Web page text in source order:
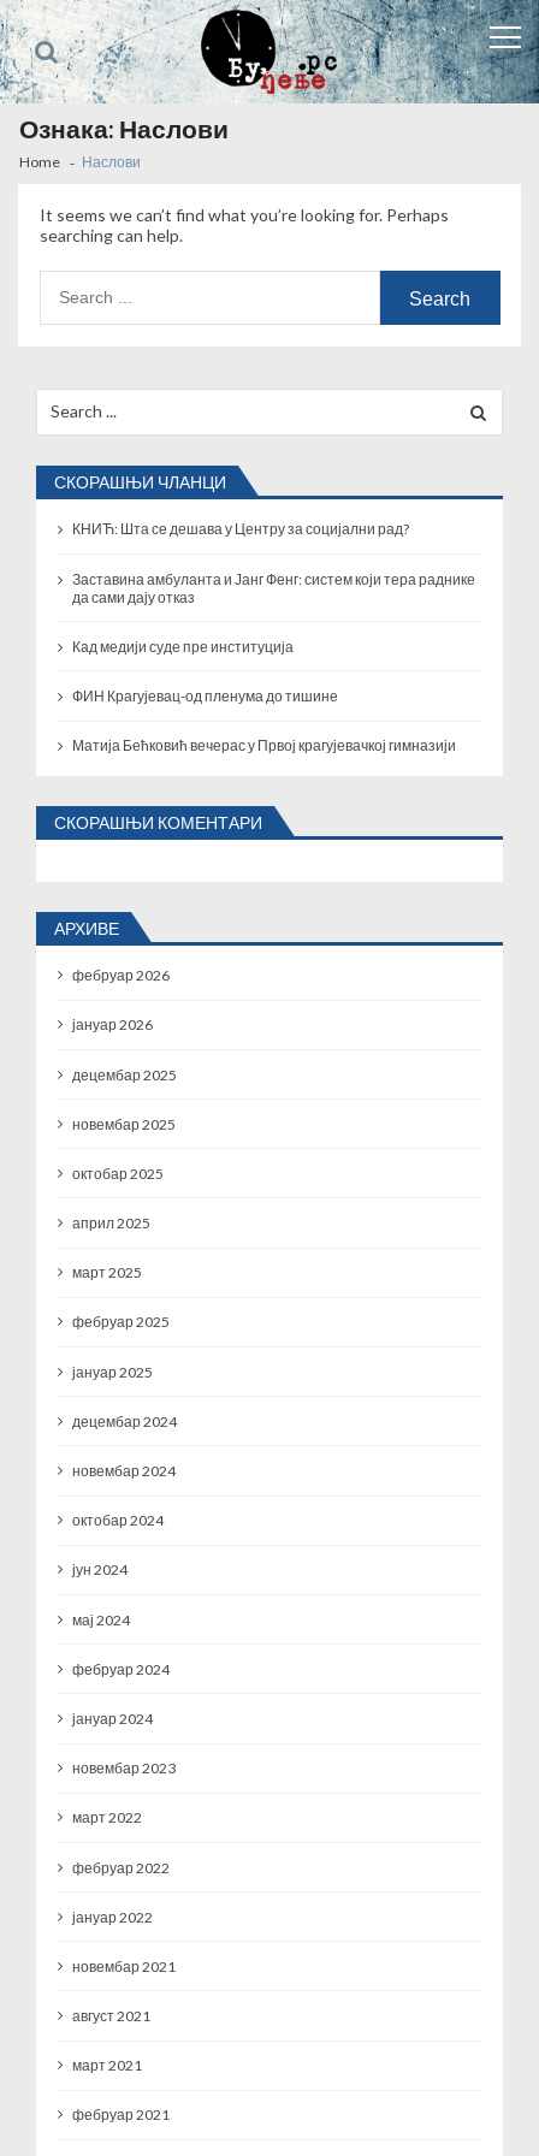
Skip
to
navigation
Skip
to
content
Ознака: Наслови
Home Наслови
It seems we can’t find what you’re looking for. Perhaps
searching can help.
for:
for:
СКОРАШЊИ ЧЛАНЦИ
КНИЋ: Шта се дешава у Центру за социјални рад?
Заставина амбуланта и Јанг Фенг: систем који тера раднике
да сами дају отказ
Кад медији суде пре институција
ФИН Крагујевац-од пленума до тишине
Матија Бећковић вечерас у Првој крагујевачкој гимназији
СКОРАШЊИ КОМЕНТАРИ
АРХИВЕ
фебруар 2026
јануар 2026
децембар 2025
новембар 2025
октобар 2025
април 2025
март 2025
фебруар 2025
јануар 2025
децембар 2024
новембар 2024
октобар 2024
јун 2024
мај 2024
фебруар 2024
јануар 2024
новембар 2023
март 2022
фебруар 2022
јануар 2022
новембар 2021
август 2021
март 2021
фебруар 2021